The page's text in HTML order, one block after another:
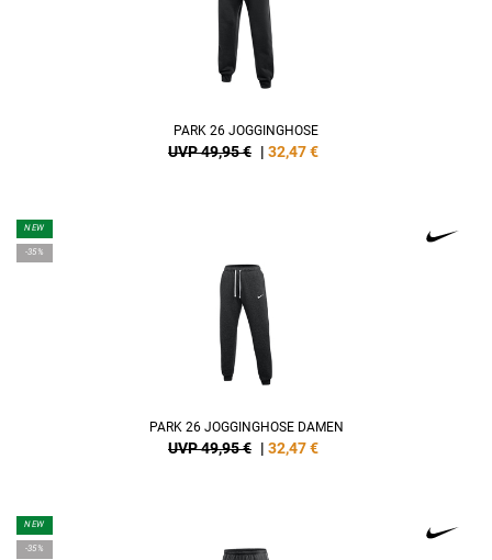
PARK 26 JOGGINGHOSE
UVP 49,95 € | 32,47€
NEW
-35%
PARK 26 JOGGINGHOSE DAMEN
UVP 49,95 € | 32,47€
NEW
-35%